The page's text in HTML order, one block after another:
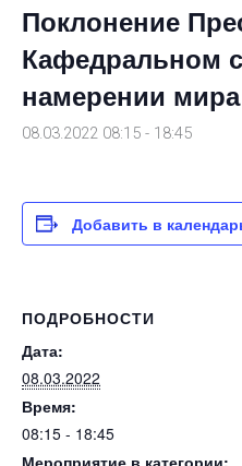
Поклонение
Кафедральном
намерении
08.03.2022 08:15 - 18:45
Добавить в
ПОДРОБНОСТИ
Дата:
08.03.2022
Время:
08:15 - 18:45
Мероприятие в категории: